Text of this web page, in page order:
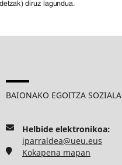
BAIONAKO EGOITZA SOZIALA
Helbide elektronikoa:
iparraldea@ueu.eus
Kokapena mapan